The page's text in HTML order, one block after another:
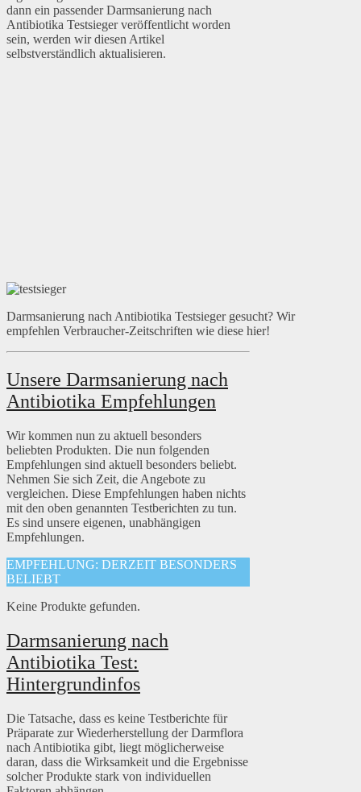
dann ein passender Darmsanierung nach
Antibiotika Testsieger veröffentlicht worden
sein, werden wir diesen Artikel
selbstverständlich aktualisieren.
Darmsanierung nach Antibiotika Testsieger gesucht? Wir
empfehlen Verbraucher-Zeitschriften wie diese hier!
Unsere Darmsanierung nach
Antibiotika Empfehlungen
Wir kommen nun zu aktuell besonders
beliebten Produkten. Die nun folgenden
Empfehlungen sind aktuell besonders beliebt.
Nehmen Sie sich Zeit, die Angebote zu
vergleichen. Diese Empfehlungen haben nichts
mit den oben genannten Testberichten zu tun.
Es sind unsere eigenen, unabhängigen
Empfehlungen.
EMPFEHLUNG: DERZEIT BESONDERS
BELIEBT
Keine Produkte gefunden.
Darmsanierung nach
Antibiotika Test:
Hintergrundinfos
Die Tatsache, dass es keine Testberichte für
Präparate zur Wiederherstellung der Darmflora
nach Antibiotika gibt, liegt möglicherweise
daran, dass die Wirksamkeit und die Ergebnisse
solcher Produkte stark von individuellen